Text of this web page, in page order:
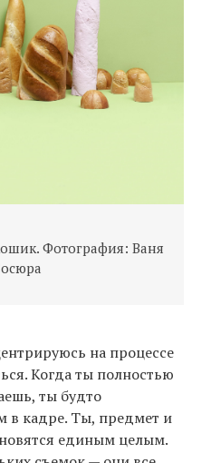
Фотография: Ваня
на процессе
Когда ты полностью
ты будто
в кадре. Ты, предмет и
единым целым.